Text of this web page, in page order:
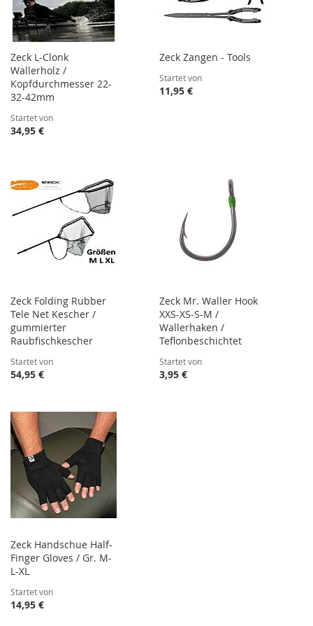
Zeck L-Clonk
Wallerholz /
Kopfdurchmesser 22-
32-42mm
Startet von
34,95 €
Zeck Zangen - Tools
Startet von
11,95 €
Zeck Folding Rubber
Tele Net Kescher /
gummierter
Raubfischkescher
Startet von
54,95 €
Zeck Mr. Waller Hook
XXS-XS-S-M /
Wallerhaken /
Teflonbeschichtet
Startet von
3,95 €
Zeck Handschue Half-
Finger Gloves / Gr. M-
L-XL
Startet von
14,95 €